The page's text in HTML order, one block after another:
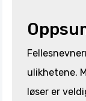
ulikhetene.
løser er